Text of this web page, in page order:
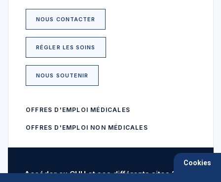
NOUS CONTACTER
RÉGLER LES SOINS
NOUS SOUTENIR
OFFRES D'EMPLOI MÉDICALES
OFFRES D'EMPLOI NON MÉDICALES
Accéder au CHU et ses différents sites ?
Cookies